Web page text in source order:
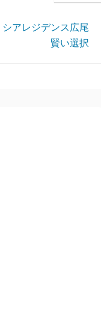
シアレジデンス広尾
賢い選択